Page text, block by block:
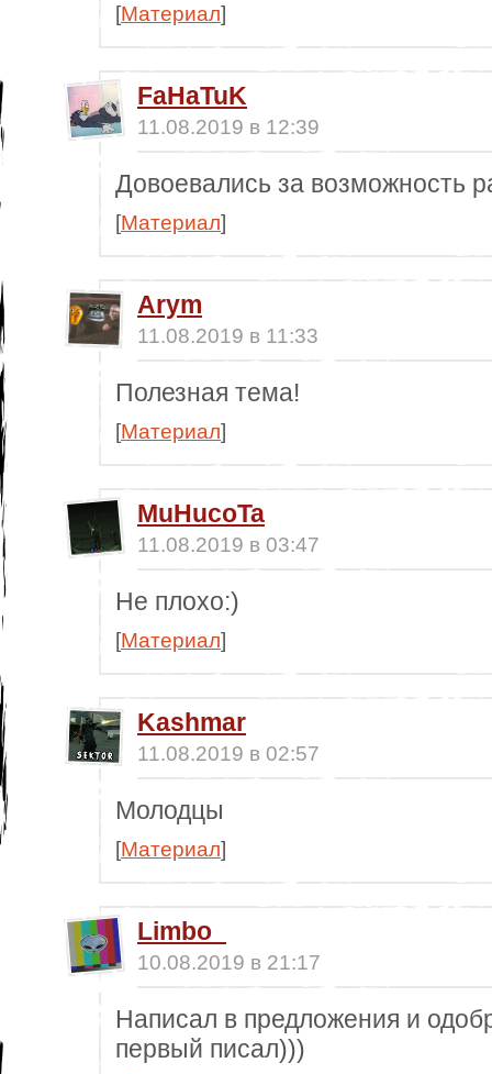
[Материал]
FaHaTuK
11.08.2019 в 12:39
Довоевались за возможность
[Материал]
Arym
11.08.2019 в 11:33
Полезная тема!
[Материал]
MuHucoTa
11.08.2019 в 03:47
Не плохо:)
[Материал]
Kashmar
11.08.2019 в 02:57
Молодцы
[Материал]
Limbo_
10.08.2019 в 21:17
Написал в предложения и
первый писал)))